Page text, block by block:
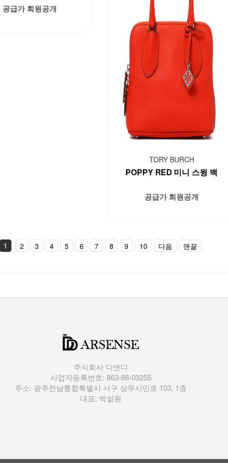
공급가 회원공개
TORY BURCH
POPPY RED 미니 스윙 백
공급가 회원공개
1 2 3 4 5 6 7 8 9 10 다음 맨끝
주식회사 디앤디
사업자등록번호: 863-88-03255
주소: 광주전남통합특별시 서구 상무시민로 103, 1층
대표: 박설원